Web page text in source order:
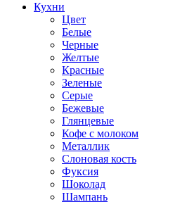
Кухни
Цвет
Белые
Черные
Желтые
Красные
Зеленые
Серые
Бежевые
Глянцевые
Кофе с молоком
Металлик
Слоновая кость
Фуксия
Шоколад
Шампань